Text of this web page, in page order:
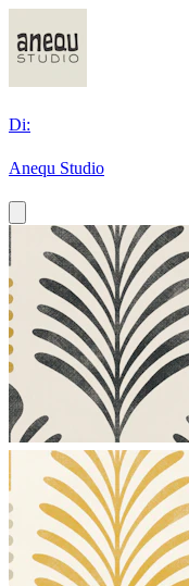
Di:
Anequ Studio